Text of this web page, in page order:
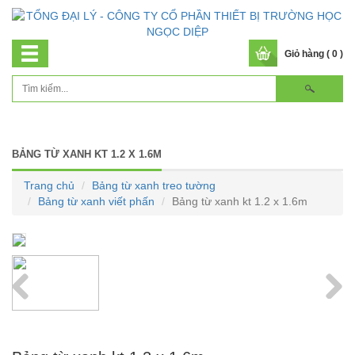
Giỏ hàng ( 0 )
BẢNG TỪ XANH KT 1.2 X 1.6M
Trang chủ
Bảng từ xanh treo tường
Bảng từ xanh viết phấn
Bảng từ xanh kt 1.2 x 1.6m